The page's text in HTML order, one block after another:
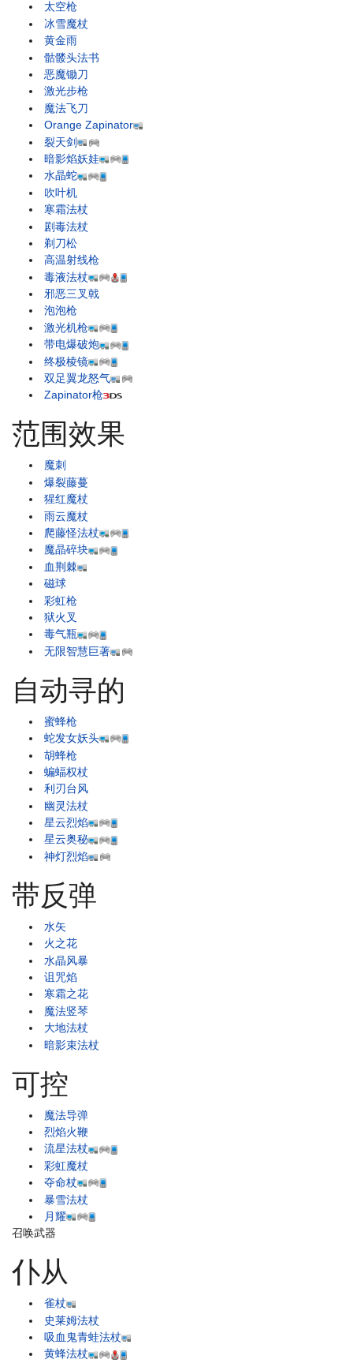
太空枪
冰雪魔杖
黄金雨
骷髅头法书
恶魔锄刀
激光步枪
魔法飞刀
Orange Zapinator
裂天剑
暗影焰妖娃
水晶蛇
吹叶机
寒霜法杖
剧毒法杖
剃刀松
高温射线枪
毒液法杖
邪恶三叉戟
泡泡枪
激光机枪
带电爆破炮
终极棱镜
双足翼龙怒气
Zapinator枪
范围效果
魔刺
爆裂藤蔓
猩红魔杖
雨云魔杖
爬藤怪法杖
魔晶碎块
血荆棘
磁球
彩虹枪
狱火叉
毒气瓶
无限智慧巨著
自动寻的
蜜蜂枪
蛇发女妖头
胡蜂枪
蝙蝠权杖
利刃台风
幽灵法杖
星云烈焰
星云奥秘
神灯烈焰
带反弹
水矢
火之花
水晶风暴
诅咒焰
寒霜之花
魔法竖琴
大地法杖
暗影束法杖
可控
魔法导弹
烈焰火鞭
流星法杖
彩虹魔杖
夺命杖
暴雪法杖
月耀
召唤武器
仆从
雀杖
史莱姆法杖
吸血鬼青蛙法杖
黄蜂法杖